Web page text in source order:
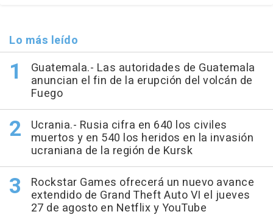
Lo más leído
Guatemala.- Las autoridades de Guatemala
anuncian el fin de la erupción del volcán de
Fuego
Ucrania.- Rusia cifra en 640 los civiles
muertos y en 540 los heridos en la invasión
ucraniana de la región de Kursk
Rockstar Games ofrecerá un nuevo avance
extendido de Grand Theft Auto VI el jueves
27 de agosto en Netflix y YouTube